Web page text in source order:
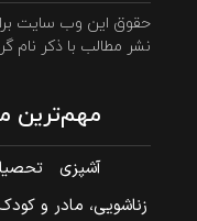
حقوق این وب سایت
نشر مطالب با ذکر نام
مهم‌ترین
آشپزی
زناشویی، مادر و